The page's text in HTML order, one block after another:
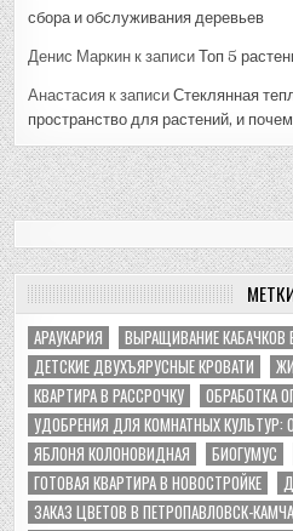
сбора и обслуживания деревьев
Денис Маркин к записиТоп 5
Анастасия к записиСтеклянная
пространство для растений, и
АРАУКАРИЯ
ВЫРАЩИВАНИЕ КАБАЧКОВ
ДЕТСКИЕ ДВУХЪЯРУСНЫЕ КРОВАТИ
КВАРТИРА В РАССРОЧКУ
ОБРАБОТКА
УДОБРЕНИЯ ДЛЯ КОМНАТНЫХ КУЛЬТУР:
ЯБЛОНЯ КОЛОНОВИДНАЯ
БИОГУМУС
ГОТОВАЯ КВАРТИРА В НОВОСТРОЙКЕ
ЗАКАЗ ЦВЕТОВ В ПЕТРОПАВЛОВСК-